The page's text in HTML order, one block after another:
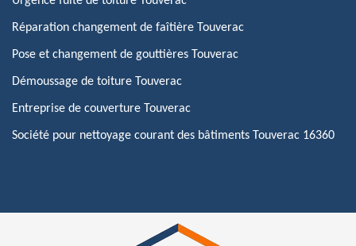
Réparation changement de faîtière Touverac
Pose et changement de gouttières Touverac
Démoussage de toiture Touverac
Entreprise de couverture Touverac
Société pour nettoyage courant des bâtiments Touverac 16360